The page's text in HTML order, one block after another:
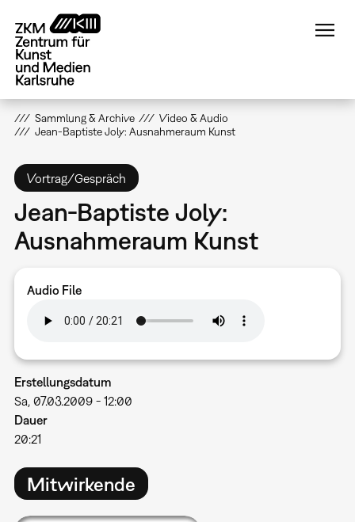
zum
Inhalt
Sammlung & Archive
Video & Audio
Jean-Baptiste Joly: Ausnahmeraum Kunst
Vortrag/Gespräch
Jean-Baptiste Joly:
Ausnahmeraum Kunst
Audio File
Erstellungsdatum
Sa, 07.03.2009 - 12:00
Dauer
20:21
Mitwirkende